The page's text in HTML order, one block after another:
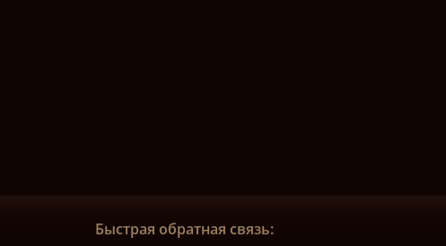
Быстрая обратная связь: